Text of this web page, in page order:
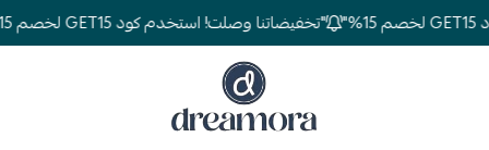
"تخفيضاتنا وصلت! استخدم كود GET15 لخصم 15%"
دريمورا للمفارش وأثاث غرف النوم